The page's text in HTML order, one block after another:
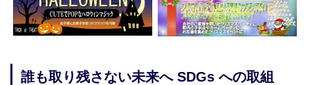
誰も取り残さない未来へ SDGs への取組